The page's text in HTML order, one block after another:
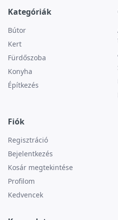
Kategóriák
Bútor
Kert
Fürdőszoba
Konyha
Építkezés
Fiók
Regisztráció
Bejelentkezés
Kosár megtekintése
Profilom
Kedvencek